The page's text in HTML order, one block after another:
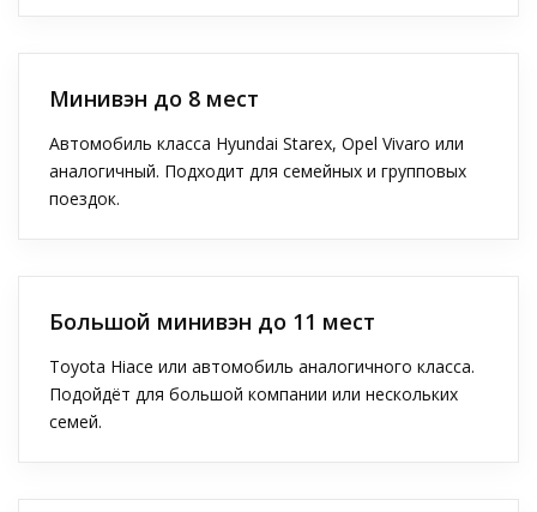
Минивэн до 8 мест
Автомобиль класса Hyundai Starex, Opel Vivaro или
аналогичный. Подходит для семейных и групповых
поездок.
Большой минивэн до 11 мест
Toyota Hiace или автомобиль аналогичного класса.
Подойдёт для большой компании или нескольких
семей.